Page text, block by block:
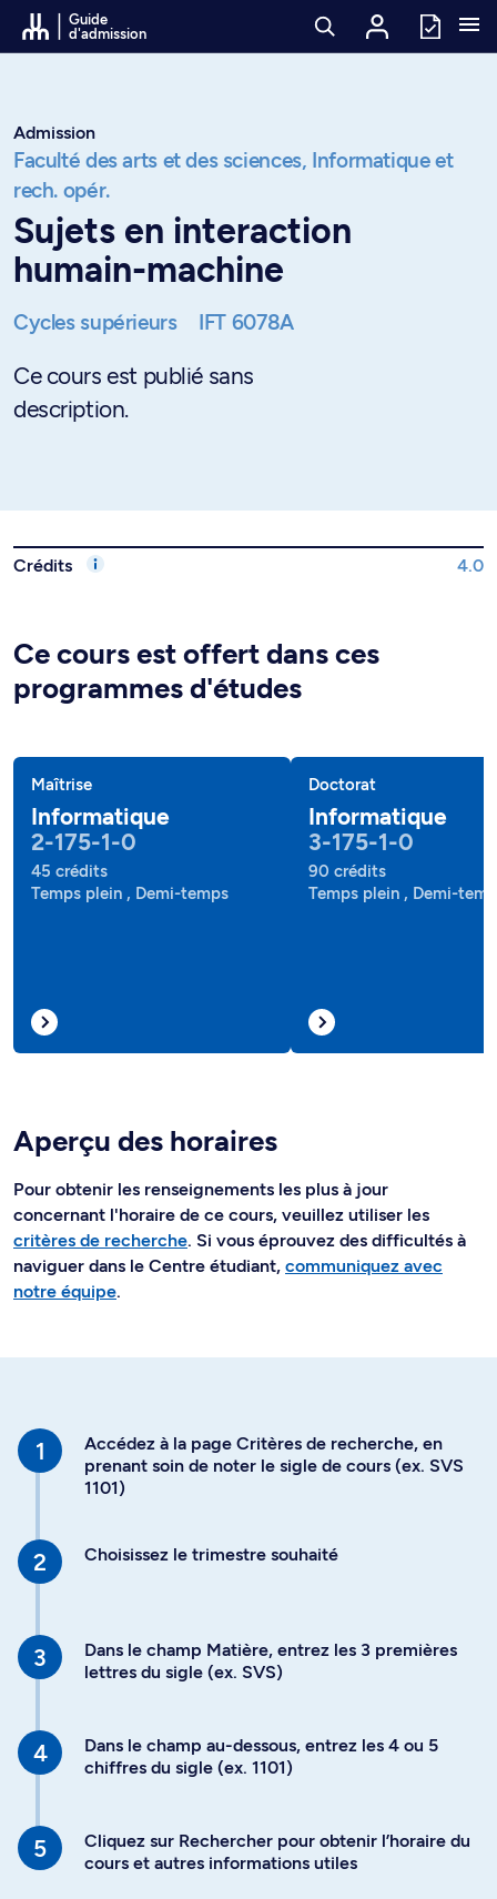
Passer au contenu
Guide
d'admission
Admission
Faculté des arts et des sciences, Informatique et
rech. opér.
Sujets en interaction
humain-machine
Cycles supérieurs IFT 6078A
Ce cours est publié sans
description.
Crédits 4.0
Ce cours est offert dans ces
programmes d'études
Maîtrise
Informatique
2-175-1-0
45 crédits
Temps plein , Demi-temps
Doctorat
Informatique
3-175-1-0
90 crédits
Temps plein , Demi-
Aperçu des horaires
Pour obtenir les renseignements les plus à jour
concernant l'horaire de ce cours, veuillez utiliser les
critères de recherche. Si vous éprouvez des difficultés à
naviguer dans le Centre étudiant, communiquez avec
notre équipe.
Accédez à la page Critères de recherche, en
prenant soin de noter le sigle de cours (ex. SVS
1101)
Choisissez le trimestre souhaité
Dans le champ Matière, entrez les 3 premières
lettres du sigle (ex. SVS)
Dans le champ au-dessous, entrez les 4 ou 5
chiffres du sigle (ex. 1101)
Cliquez sur Rechercher pour obtenir l’horaire du
cours et autres informations utiles